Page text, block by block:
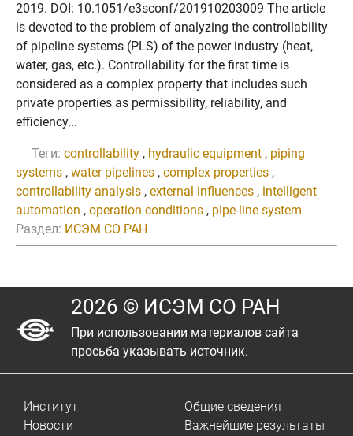
2019. DOI: 10.1051/e3sconf/201910203009 The article
is devoted to the problem of analyzing the controllability
of pipeline systems (PLS) of the power industry (heat,
water, gas, etc.). Controllability for the first time is
considered as a complex property that includes such
private properties as permissibility, reliability, and
efficiency...
Теги: controllability , hydraulic equipment , piping
systems , water pipelines , complex properties ,
controllability analysis , external influences , intelligent
automation , operation conditions , pipe-line system
Раздел: ИСЭМ СО РАН
2026 © ИСЭМ СО РАН
При использовании материалов сайта
просьба указывать источник.
Институт
Новости
Общие сведения
Важнейшие результаты